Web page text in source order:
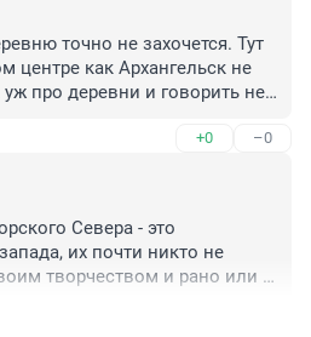
точно не захочется. Тут
центре как Архангельск не
про деревни и говорить не
+0 –0
Севера - это
их почти никто не
творчеством и рано или